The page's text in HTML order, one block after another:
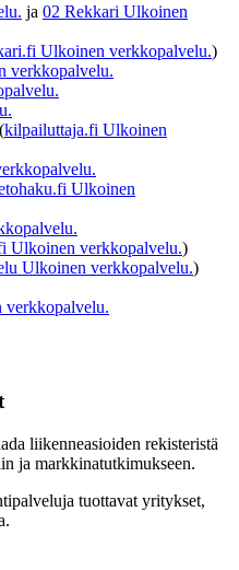
ja 02 Rekkari Ulkoinen
Ulkoinen verkkopalvelu.)
verkkopalvelu.
kilpailuttaja.fi Ulkoinen
Ulkoinen
Ulkoinen verkkopalvelu.)
Ulkoinen verkkopalvelu.)
verkkopalvelu.
liikenneasioiden rekisteristä
ja markkinatutkimukseen.
tuottavat yritykset,